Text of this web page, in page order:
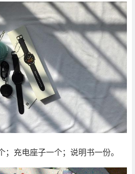
充电座子一个；说明书一份。